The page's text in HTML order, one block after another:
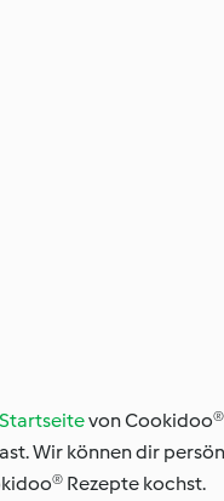
Startseitevon
Wir können dir
Rezepte kochst.